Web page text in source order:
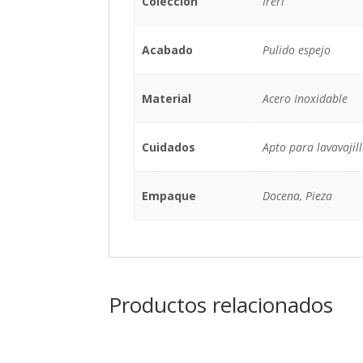
Acabado Pulido espejo
Material Acero Inoxidable
Cuidados Apto para
Empaque Docena, Pieza
Productos relacionados